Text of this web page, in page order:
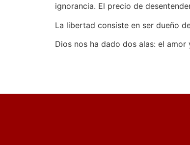
ignorancia. El precio de
La libertad consiste en ser dueño
Dios nos ha dado dos alas: el